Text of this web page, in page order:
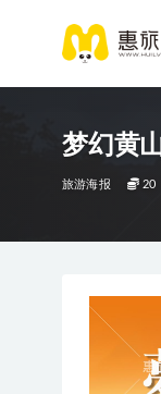
梦幻黄
旅游海报 20